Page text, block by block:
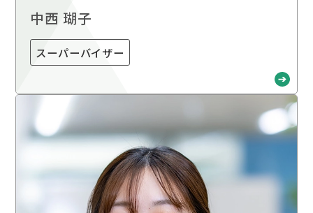
中西 瑚子
スーパーバイザー